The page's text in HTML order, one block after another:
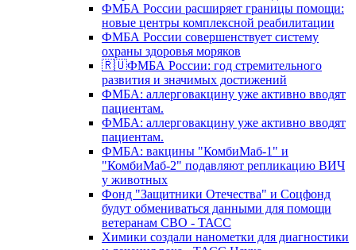
ФМБА России расширяет границы помощи:
новые центры комплексной реабилитации
ФМБА России совершенствует систему
охраны здоровья моряков
🇷🇺ФМБА России: год стремительного
развития и значимых достижений
ФМБА: аллерговакцину уже активно вводят
пациентам.
ФМБА: аллерговакцину уже активно вводят
пациентам.
ФМБА: вакцины "КомбиМаб-1" и
"КомбиМаб-2" подавляют репликацию ВИЧ
у животных
Фонд "Защитники Отечества" и Соцфонд
будут обмениваться данными для помощи
ветеранам СВО - ТАСС
Химики создали нанометки для диагностики